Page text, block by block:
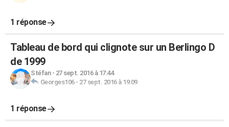
1 réponse
Tableau de bord qui clignote sur un Berlingo D
de 1999
Stéfan- 27 sept. 2016 à 17:44
Georges106- 27 sept. 2016 à 19:09
1 réponse